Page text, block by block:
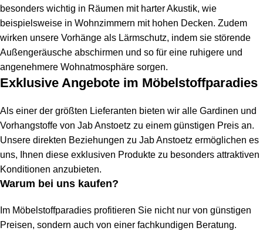
besonders wichtig in Räumen mit harter Akustik, wie
beispielsweise in Wohnzimmern mit hohen Decken. Zudem
wirken unsere Vorhänge als Lärmschutz, indem sie störende
Außengeräusche abschirmen und so für eine ruhigere und
angenehmere Wohnatmosphäre sorgen.
Exklusive Angebote im Möbelstoffparadies
Als einer der größten Lieferanten bieten wir alle Gardinen und
Vorhangstoffe von Jab Anstoetz zu einem günstigen Preis an.
Unsere direkten Beziehungen zu Jab Anstoetz ermöglichen es
uns, Ihnen diese exklusiven Produkte zu besonders attraktiven
Konditionen anzubieten.
Warum bei uns kaufen?
Im Möbelstoffparadies profitieren Sie nicht nur von günstigen
Preisen, sondern auch von einer fachkundigen Beratung.